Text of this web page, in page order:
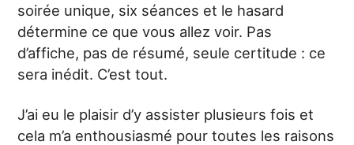
soirée unique, six séances et le hasard
détermine ce que vous allez voir. Pas
d’affiche, pas de résumé, seule certitude : ce
sera inédit. C’est tout.
J’ai eu le plaisir d’y assister plusieurs fois et
cela m’a enthousiasmé pour toutes les raisons